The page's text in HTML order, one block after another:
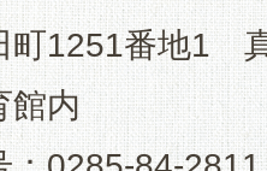
町1251番地1
館内